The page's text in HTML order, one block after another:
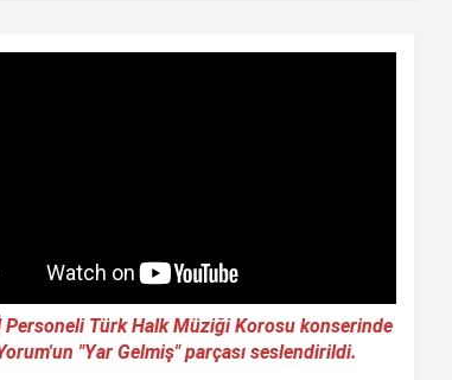
Personeli Türk Halk Müziği Korosu konserinde
"Yar Gelmiş" parçası seslendirildi.